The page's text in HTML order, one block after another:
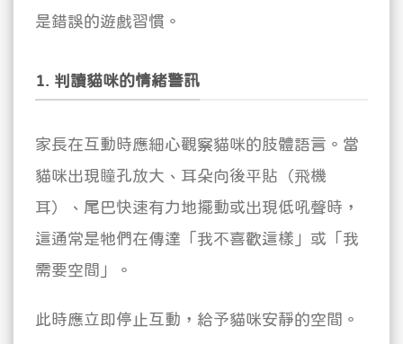
是錯誤的遊戲習慣。
1. 判讀貓咪的情緒警訊
家長在互動時應細心觀察貓咪的肢體語言。當
貓咪出現瞳孔放大、耳朵向後平貼（飛機
耳）、尾巴快速有力地擺動或出現低吼聲時，
這通常是牠們在傳達「我不喜歡這樣」或「我
需要空間」。
此時應立即停止互動，給予貓咪安靜的空間。